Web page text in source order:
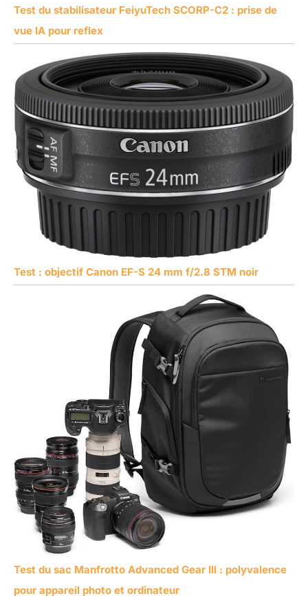
Test du stabilisateur FeiyuTech SCORP-C2 : prise de
vue IA pour reflex
Test : objectif Canon EF-S 24 mm f/2.8 STM noir
Test du sac Manfrotto Advanced Gear III : polyvalence
pour appareil photo et ordinateur